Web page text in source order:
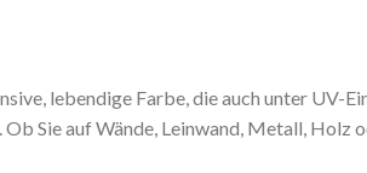
lebendige Farbe, die auch unter UV-
Sie auf Wände, Leinwand, Metall, Holz